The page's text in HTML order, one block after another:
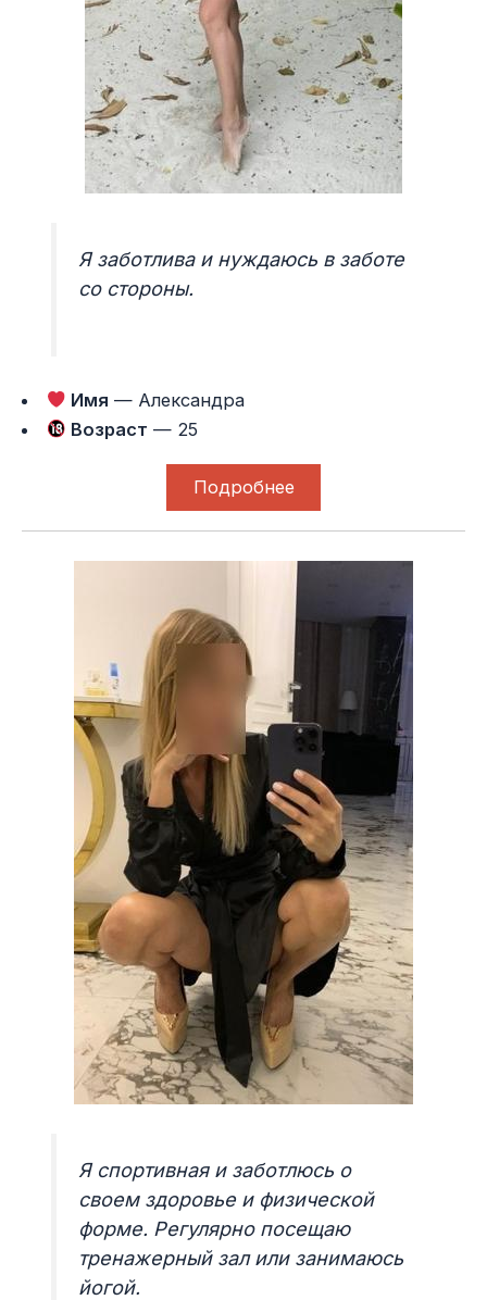
Я заботлива и нуждаюсь в заботе
со стороны.
Имя — Александра
Возраст — 25
Подробнее
Я спортивная и заботлюсь о
своем здоровье и физической
форме. Регулярно посещаю
тренажерный зал или занимаюсь
йогой.